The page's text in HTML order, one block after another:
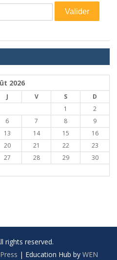
2026
J V S
D
1
2
6 7 8
9
13 14 15
16
20 21 22
23
27 28 29
30
rights reserved.
| Education Hub by WEN